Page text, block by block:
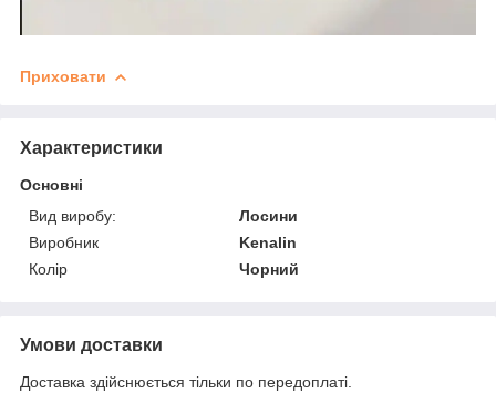
Приховати
Характеристики
Основні
Вид виробу:
Лосини
Виробник
Kenalin
Колір
Чорний
Умови доставки
Доставка здійснюється тільки по передоплаті.